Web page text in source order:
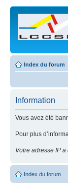
Index du forum
Information
Vous avez été
Pour plus
Votre adresse IP a
Index du forum